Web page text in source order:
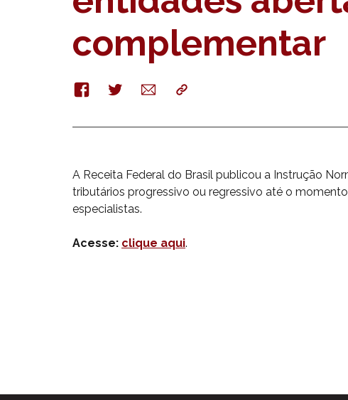
complementar
FacebookTwitterE-
mail
Copy
A Receita Federal do Brasil publicou a Instrução
tributários progressivo ou regressivo até o
especialistas.
Acesse: clique aqui.